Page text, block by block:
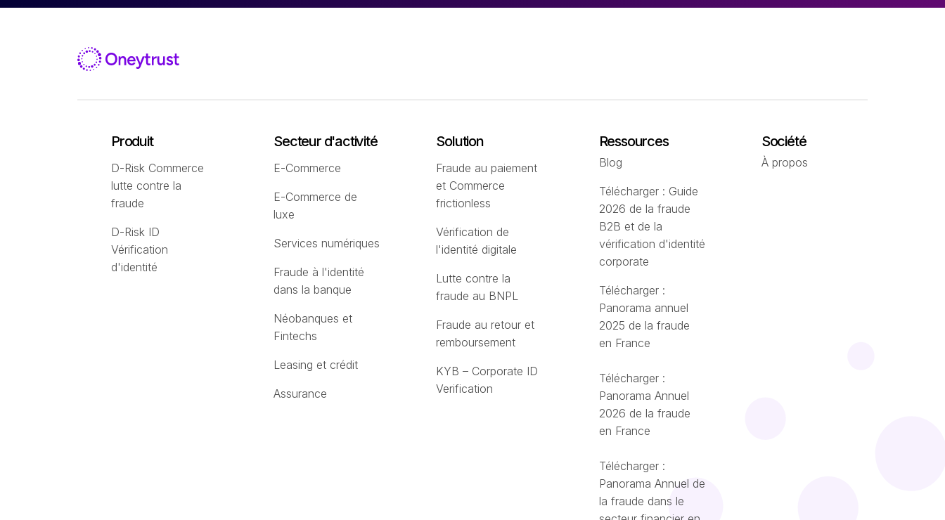
Produit
D-Risk Commerce
lutte contre la
fraude
D-Risk ID
Vérification
d'identité
Secteur d'activité
E-Commerce
E-Commerce de
luxe
Services numériques
Fraude à l'identité
dans la banque
Néobanques et
Fintechs
Leasing et crédit
Assurance
Solution
Fraude au paiement
et Commerce
frictionless
Vérification de
l'identité digitale
Lutte contre la
fraude au BNPL
Fraude au retour et
remboursement
KYB – Corporate ID
Verification
Ressources
Blog
Télécharger : Guide
2026 de la fraude
B2B et de la
vérification d'identité
corporate
Télécharger :
Panorama annuel
2025 de la fraude
en France
Télécharger :
Panorama Annuel
2026 de la fraude
en France
Télécharger :
Panorama Annuel de
la fraude dans le
Société
À propos